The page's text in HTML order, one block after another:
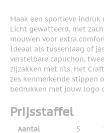
Maak een sportieve
Licht gewatteerd, met
mouwen voor extra
Ideaal als tussenlaag of
verstelbare capuchon,
zijzakken met rits. Het
zes kenmerkende stippen
bedrukken met jouw logo
Prijsstaffel
Aantal 5